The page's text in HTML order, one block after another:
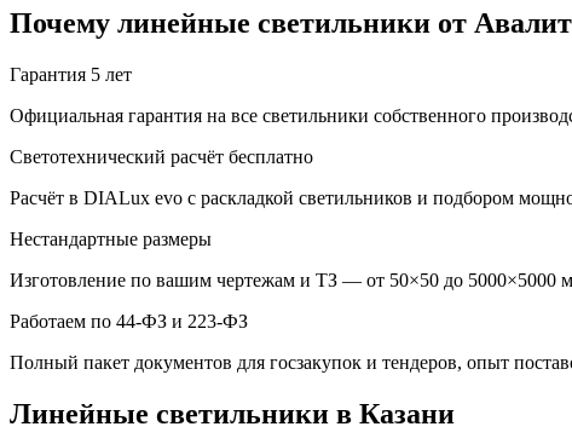
Почему линейные светильники от Авалит
Гарантия 5 лет
Официальная гарантия на все светильники собственного
Светотехнический расчёт бесплатно
Расчёт в DIALux evo с раскладкой светильников и подбором
Нестандартные размеры
Изготовление по вашим чертежам и ТЗ — от 50×50 до 5000×5000
Работаем по 44-ФЗ и 223-ФЗ
Полный пакет документов для госзакупок и тендеров, опыт
Линейные светильники в Казани